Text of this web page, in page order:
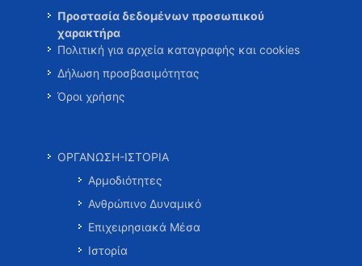
Προστασία δεδομένων προσωπικού
χαρακτήρα
Πολιτική για αρχεία καταγραφής και cookies
Δήλωση προσβασιμότητας
Όροι χρήσης
ΟΡΓΑΝΩΣΗ-ΙΣΤΟΡΙΑ
Αρμοδιότητες
Ανθρώπινο Δυναμικό
Επιχειρησιακά Μέσα
Ιστορία